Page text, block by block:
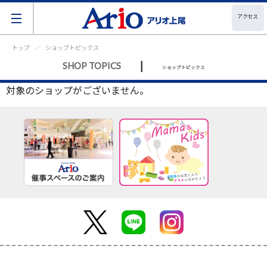
アクセス
トップ ショップトピックス
SHOP TOPICS | ショップトピックス
対象のショップがございません。